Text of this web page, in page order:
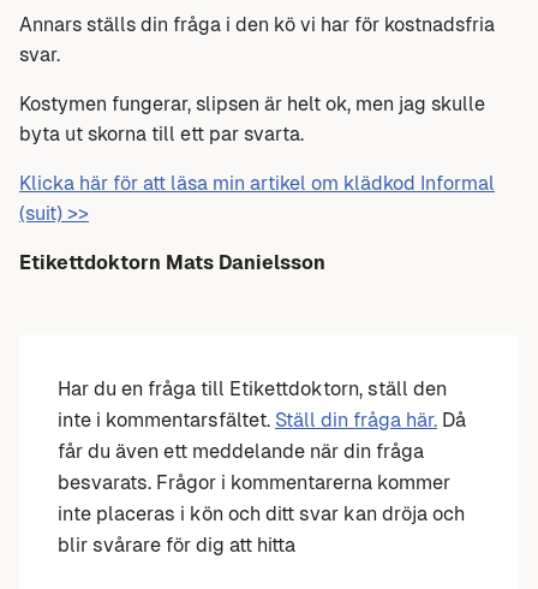
Annars ställs din fråga i den kö vi har för kostnadsfria
svar.
Kostymen fungerar, slipsen är helt ok, men jag skulle
byta ut skorna till ett par svarta.
Klicka här för att läsa min artikel om klädkod Informal
(suit) >>
Etikettdoktorn Mats Danielsson
Har du en fråga till Etikettdoktorn, ställ den
inte i kommentarsfältet. Ställ din fråga här. Då
får du även ett meddelande när din fråga
besvarats. Frågor i kommentarerna kommer
inte placeras i kön och ditt svar kan dröja och
blir svårare för dig att hitta